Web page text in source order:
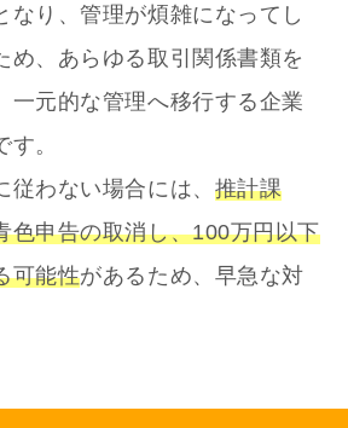
なり、管理が煩雑になってし
め、あらゆる取引関係書類を
一元的な管理へ移行する企業
。
わない場合には、 推計課
色申告の取消し、100万円以下
可能性があるため、早急な対